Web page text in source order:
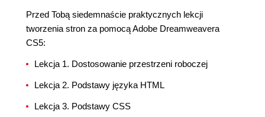
Przed Tobą siedemnaście praktycznych lekcji
tworzenia stron za pomocą Adobe Dreamweavera
CS5:
Lekcja 1. Dostosowanie przestrzeni roboczej
Lekcja 2. Podstawy języka HTML
Lekcja 3. Podstawy CSS